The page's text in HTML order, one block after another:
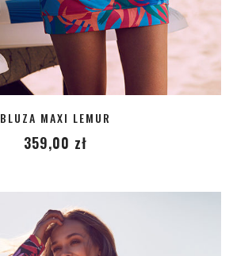
BLUZA MAXI LEMUR
359,00 zł